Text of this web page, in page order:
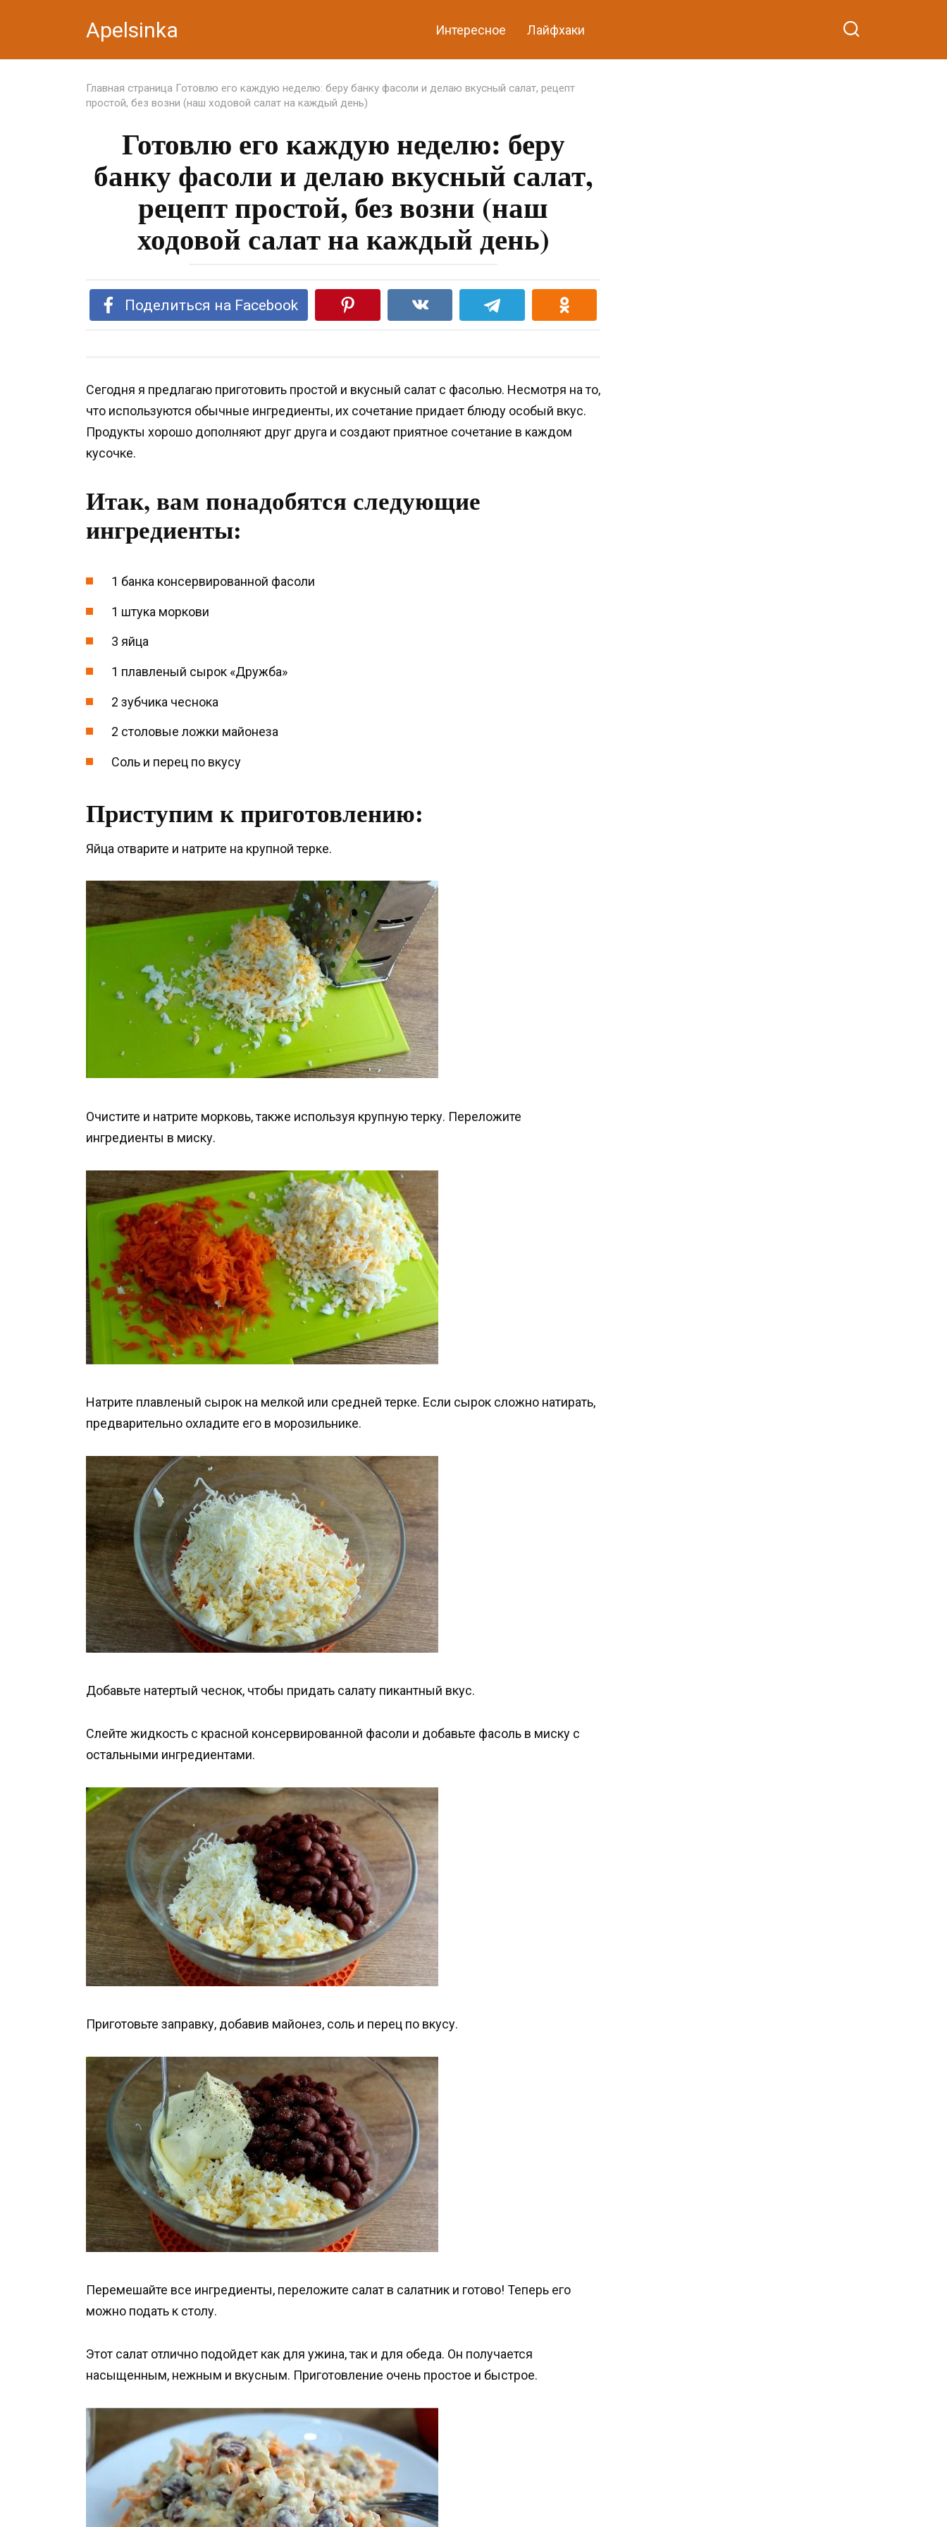
Apelsinka Интересное Лайфхаки
Главная страница Готовлю его каждую неделю: беру банку фасоли и делаю вкусный салат, рецепт
простой, без возни (наш ходовой салат на каждый день)
Готовлю его каждую неделю: беру
банку фасоли и делаю вкусный салат,
рецепт простой, без возни (наш
ходовой салат на каждый день)
Поделиться на Facebook
Сегодня я предлагаю приготовить простой и вкусный салат с фасолью. Несмотря на то,
что используются обычные ингредиенты, их сочетание придает блюду особый вкус.
Продукты хорошо дополняют друг друга и создают приятное сочетание в каждом
кусочке.
Итак, вам понадобятся следующие
ингредиенты:
1 банка консервированной фасоли
1 штука моркови
3 яйца
1 плавленый сырок «Дружба»
2 зубчика чеснока
2 столовые ложки майонеза
Соль и перец по вкусу
Приступим к приготовлению:
Яйца отварите и натрите на крупной терке.
Очистите и натрите морковь, также используя крупную терку. Переложите
ингредиенты в миску.
Натрите плавленый сырок на мелкой или средней терке. Если сырок сложно натирать,
предварительно охладите его в морозильнике.
Добавьте натертый чеснок, чтобы придать салату пикантный вкус.
Слейте жидкость с красной консервированной фасоли и добавьте фасоль в миску с
остальными ингредиентами.
Приготовьте заправку, добавив майонез, соль и перец по вкусу.
Перемешайте все ингредиенты, переложите салат в салатник и готово! Теперь его
можно подать к столу.
Этот салат отлично подойдет как для ужина, так и для обеда. Он получается
насыщенным, нежным и вкусным. Приготовление очень простое и быстрое.